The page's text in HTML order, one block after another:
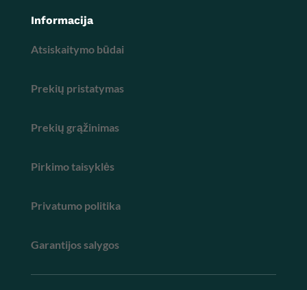
Informacija
Atsiskaitymo būdai
Prekių pristatymas
Prekių grąžinimas
Pirkimo taisyklės
Privatumo politika
Garantijos salygos